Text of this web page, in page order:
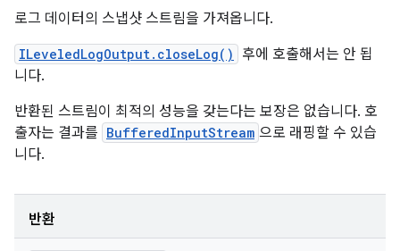
로그 데이터의 스냅샷 스트림을 가져옵니다.
ILeveledLogOutput.closeLog()
후에 호출해서는 안 됩
니다.
반환된 스트림이 최적의 성능을 갖는다는 보장은 없습니다. 호
출자는 결과를 BufferedInputStream 으로 래핑할 수 있습
니다.
반환